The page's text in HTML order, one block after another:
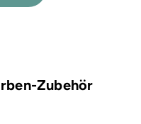
Zubehör